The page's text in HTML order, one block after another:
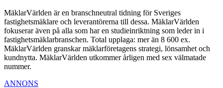
MäklarVärlden är en branschneutral tidning för Sveriges
fastighetsmäklare och leverantörerna till dessa. MäklarVärlden
fokuserar även på alla som har en studieinriktning som leder in i
fastighetsmäklarbranschen. Total upplaga: mer än 8 600 ex.
MäklarVärlden granskar mäklarföretagens strategi, lönsamhet och
kundnytta. MäklarVärlden utkommer årligen med sex välmatade
nummer.
ANNONS